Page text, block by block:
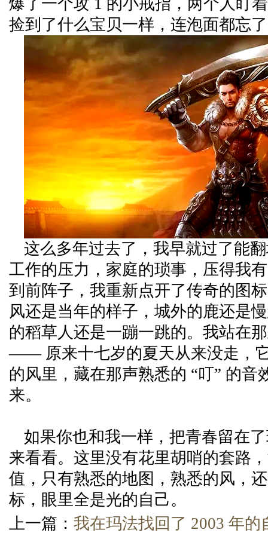
爆了一个攻 1 的小戒指，两个人盯
捡到了什么宝贝一样，连泡面都忘
这么多年过去了，我早就过了能
工作的压力，家庭的琐事，压得我
到前阵子，我重新点开了传奇的图
风还是当年的样子，城外的鹿还是
的稻草人还是一蹦一跳的。我站在
—— 原来十七岁的夏天从来没走，
的风里，藏在那声熟悉的 “叮” 的音
来。
如果你也和我一样，把青春留在
来看看。这里没有花里胡哨的套路
值，只有熟悉的地图，熟悉的风，
标，眼里全是光的自己。
上一篇： 我在玛法找回了 2003 年的